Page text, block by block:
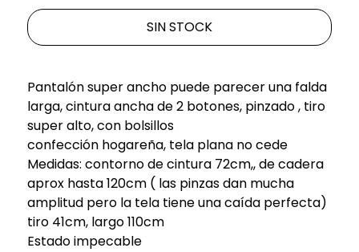
SIN STOCK
Pantalón super ancho puede parecer una falda
larga, cintura ancha de 2 botones, pinzado , tiro
super alto, con bolsillos
confección hogareña, tela plana no cede
Medidas: contorno de cintura 72cm,, de cadera
aprox hasta 120cm ( las pinzas dan mucha
amplitud pero la tela tiene una caída perfecta)
tiro 41cm, largo 110cm
Estado impecable